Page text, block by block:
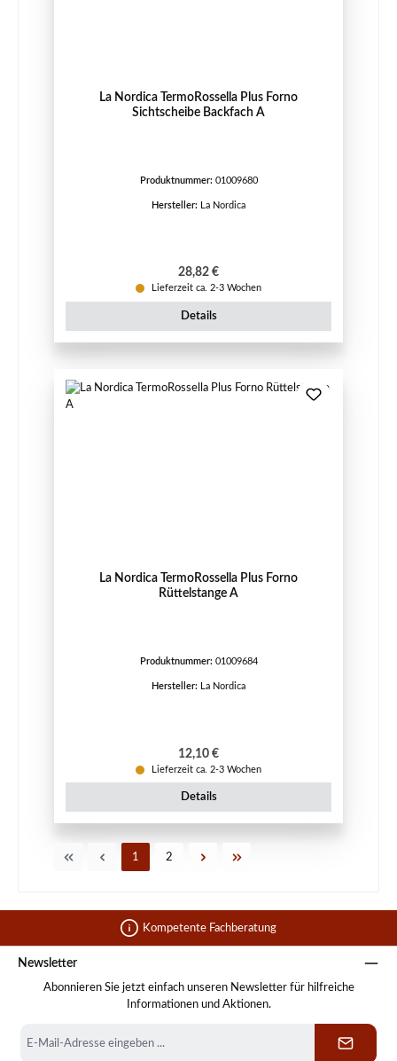
La Nordica TermoRossella Plus Forno
Sichtscheibe Backfach A
Produktnummer: 01009680
Hersteller: La Nordica
Regulärer Preis:
28,82 €
Lieferzeit ca. 2-3 Wochen
Details
La Nordica TermoRossella Plus Forno
Rüttelstange A
Produktnummer: 01009684
Hersteller: La Nordica
Regulärer Preis:
12,10 €
Lieferzeit ca. 2-3 Wochen
Details
Seite
1 Seite
2
Kompetente Fachberatung
Newsletter
Abonnieren Sie jetzt einfach unseren Newsletter für hilfreiche
Informationen und Aktionen.
Mail-